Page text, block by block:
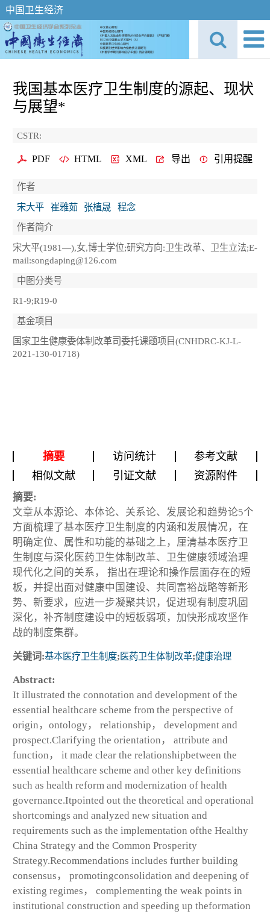
中国卫生经济
我国基本医疗卫生制度的源起、现状
与展望*
CSTR:
PDF HTML XML 导出 引用提醒
作者
宋大平
崔雅茹 张植晟
程念
作者简介
宋大平(1981—),女,博士学位;研究方向:卫生改革、卫生立法;E-
mail:songdaping@126.com
中图分类号
R1-9;R19-0
基金项目
国家卫生健康委体制改革司委托课题项目(CNHDRC-KJ-L-
2021-130-01718)
摘要 访问统计
参考文献
相似文献
引证文献 资源附件
摘要:
文章从本源论、本体论、关系论、发展论和趋势论5个
方面梳理了基本医疗卫生制度的内涵和发展情况，在
明确定位、属性和功能的基础之上，厘清基本医疗卫
生制度与深化医药卫生体制改革、卫生健康领域治理
现代化之间的关系， 指出在理论和操作层面存在的短
板，并提出面对健康中国建设、共同富裕战略等新形
势、新要求，应进一步凝聚共识，促进现有制度巩固
深化，补齐制度建设中的短板弱项，加快形成攻坚作
战的制度集群。
关键词:基本医疗卫生制度; 医药卫生体制改革;健康治理
Abstract:
It illustrated the connotation and development of the
essential healthcare scheme from the perspective of
origin，ontology， relationship， development and
prospect.Clarifying the orientation， attribute and
function， it made clear the relationshipbetween the
essential healthcare scheme and other key definitions
such as health reform and modernization of health
governance.Itpointed out the theoretical and operational
shortcomings and analyzed new situation and
requirements such as the implementation ofthe Healthy
China Strategy and the Common Prosperity
Strategy.Recommendations includes further building
consensus， promotingconsolidation and deepening of
existing regimes， complementing the weak points in
institutional construction and speeding up theformation